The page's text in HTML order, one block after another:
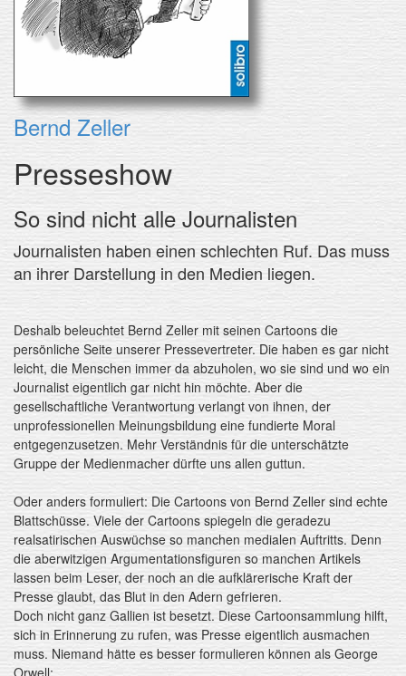
Bernd Zeller
Presseshow
So sind nicht alle Journalisten
Journalisten haben einen schlechten Ruf. Das muss
an ihrer Darstellung in den Medien liegen.
Deshalb beleuchtet Bernd Zeller mit seinen Cartoons die
persönliche Seite unserer Pressevertreter. Die haben es gar nicht
leicht, die Menschen immer da abzuholen, wo sie sind und wo ein
Journalist eigentlich gar nicht hin möchte. Aber die
gesellschaftliche Verantwortung verlangt von ihnen, der
unprofessionellen Meinungsbildung eine fundierte Moral
entgegenzusetzen. Mehr Verständnis für die unterschätzte
Gruppe der Medienmacher dürfte uns allen guttun.
Oder anders formuliert: Die Cartoons von Bernd Zeller sind echte
Blattschüsse. Viele der Cartoons spiegeln die geradezu
realsatirischen Auswüchse so manchen medialen Auftritts. Denn
die aberwitzigen Argumentationsfiguren so manchen Artikels
lassen beim Leser, der noch an die aufklärerische Kraft der
Presse glaubt, das Blut in den Adern gefrieren.
Doch nicht ganz Gallien ist besetzt. Diese Cartoonsammlung hilft,
sich in Erinnerung zu rufen, was Presse eigentlich ausmachen
muss. Niemand hätte es besser formulieren können als George
Orwell: